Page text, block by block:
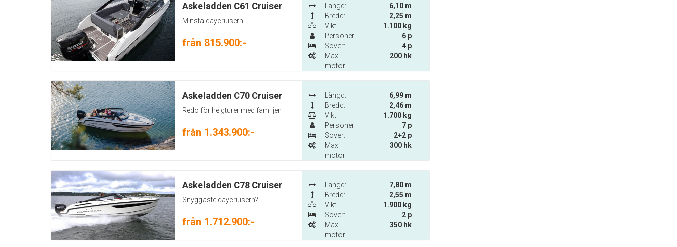
Askeladden C61 Cruiser
Minsta daycruisern
från 815.900:-
Längd:
6,10 m
Bredd:
2,25 m
Vikt:
1.100 kg
Personer:
6 p
Sover:
4 p
Max
motor:
200 hk
Askeladden C70 Cruiser
Redo för helgturer med familjen
från 1.343.900:-
Längd:
6,99 m
Bredd:
2,46 m
Vikt:
1.700 kg
Personer:
7 p
Sover:
2+2 p
Max
motor:
300 hk
Askeladden C78 Cruiser
Snyggaste daycruisern?
från 1.712.900:-
Längd:
7,80 m
Bredd:
2,55 m
Vikt:
1.900 kg
Sover:
2 p
Max
motor:
350 hk